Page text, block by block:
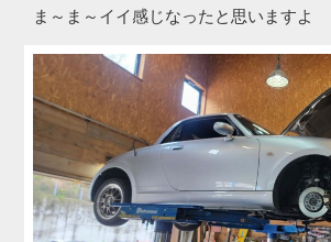
ま～ま～イイ感じなったと思いますよ